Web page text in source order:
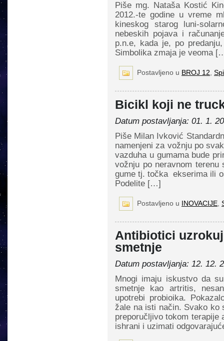
Piše mg. Nataša Kostić
2012.-te godine u vreme
kineskog starog luni-
nebeskih pojava i
p.n.e, kada je, po
Simbolika zmaja je veoma
Postavljeno u BROJ 12
Bicikl koji ne
Datum postavljanja: 01. 1.
Piše Milan Ivković
namenjeni za vožnju po
vazduha u gumama bude
vožnju po neravnom terenu
gume tj. točka ekserima ili
Podelite […]
Postavljeno u INOVACIJE
Antibiotici
smetnje
Datum postavljanja: 12. 12.
Mnogi imaju iskustvo da
smetnje kao artritis,
upotrebi probioika.
žale na isti način. Svako ko
preporučljivo tokom terapije
ishrani i uzimati